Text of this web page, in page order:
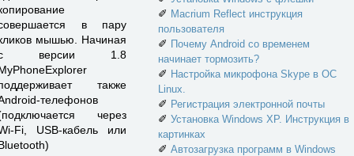
в пару
мышью. Начиная
версии 1.8
также
телефонов
через
Fi, USB-кабель или
✐ Macrium Reflect инструкция
пользователя
✐ Почему Android со временем
начинает тормозить?
✐ Настройка микрофона Skype в ОС
Linux.
✐ Регистрация электронной почты
✐ Установка Windows XP. Инструкция в
картинках
✐ Автозагрузка программ в Windows